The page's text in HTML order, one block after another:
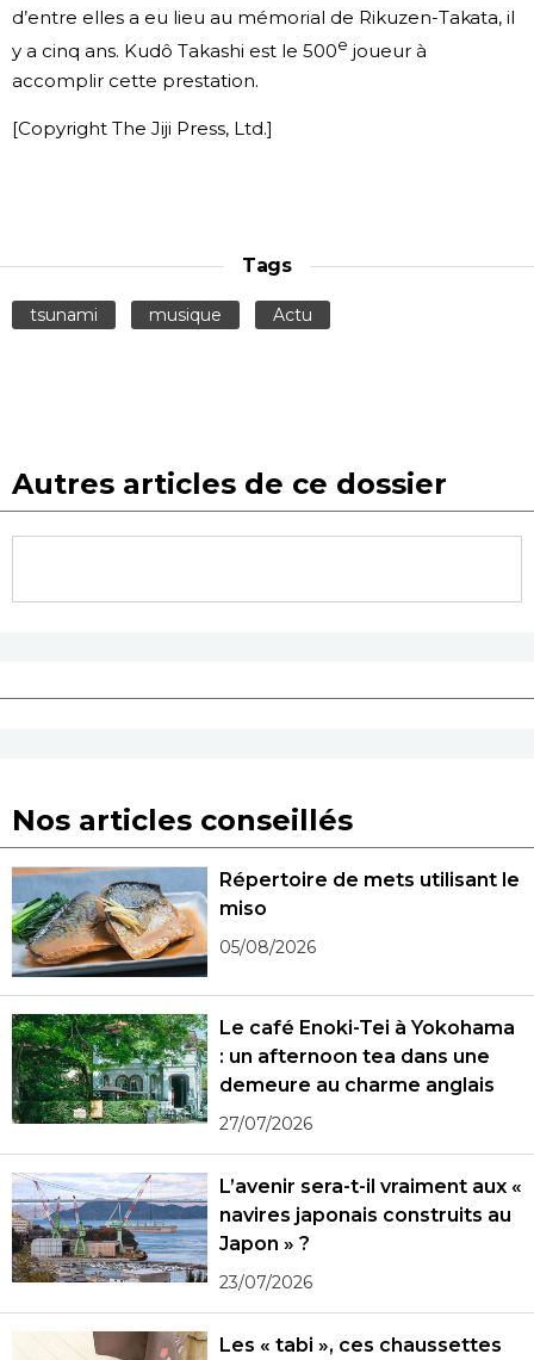
d’entre elles a eu lieu au mémorial de Rikuzen-Takata, il
y a cinq ans. Kudô Takashi est le 500e joueur à
accomplir cette prestation.
[Copyright The Jiji Press, Ltd.]
Tags
tsunami musique Actu
Autres articles de ce dossier
Nos articles conseillés
Répertoire de mets utilisant le
miso
05/08/2026
Le café Enoki-Tei à Yokohama
: un afternoon tea dans une
demeure au charme anglais
27/07/2026
L’avenir sera-t-il vraiment aux «
navires japonais construits au
Japon » ?
23/07/2026
Les « tabi », ces chaussettes